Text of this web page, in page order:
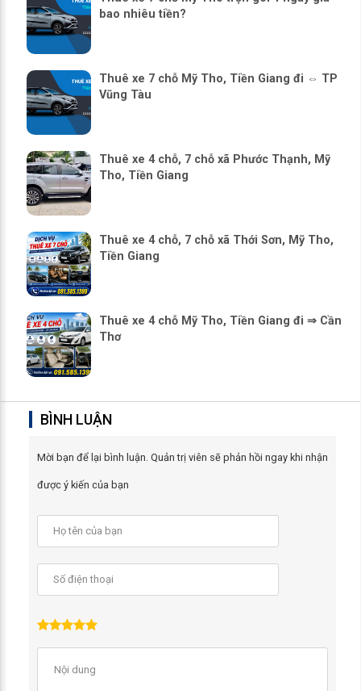
bao nhiêu tiền?
Thuê xe 7 chỗ Mỹ Tho, Tiền Giang đi ⇔ TP
Vũng Tàu
Thuê xe 4 chỗ, 7 chỗ xã Phước Thạnh, Mỹ
Tho, Tiền Giang
Thuê xe 4 chỗ, 7 chỗ xã Thới Sơn, Mỹ Tho,
Tiền Giang
Thuê xe 4 chỗ Mỹ Tho, Tiền Giang đi ⇒ Cần
Thơ
BÌNH LUẬN
Mời bạn để lại bình luận. Quản trị viên sẽ phản hồi ngay khi nhận
được ý kiến của bạn